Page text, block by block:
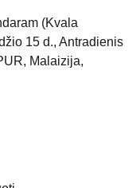
(Kvala
15 d., Antradienis
Malaizija,